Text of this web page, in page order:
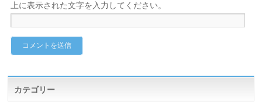
上に表示された文字を入力してください。
カテゴリー